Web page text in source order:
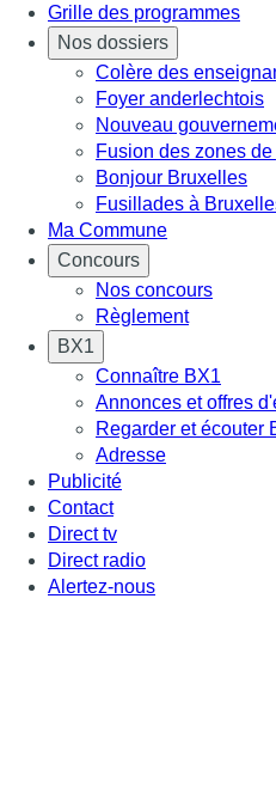
Grille des programmes
Nos dossiers
Colère des
Foyer anderlechtois
Nouveau
Fusion des zones
Bonjour Bruxelles
Fusillades à
Ma Commune
Concours
Nos concours
Règlement
BX1
Connaître BX1
Annonces et offres
Regarder et écouter
Adresse
Publicité
Contact
Direct tv
Direct radio
Alertez-nous